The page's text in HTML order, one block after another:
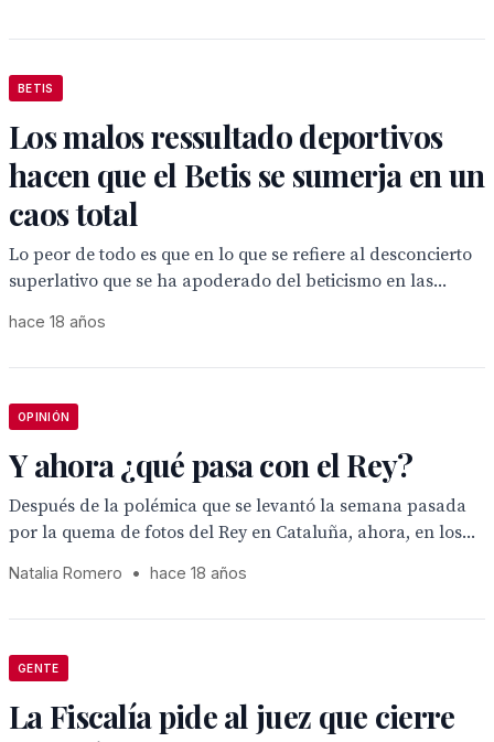
BETIS
Los malos ressultado deportivos
hacen que el Betis se sumerja en un
caos total
Lo peor de todo es que en lo que se refiere al desconcierto
superlativo que se ha apoderado del beticismo en las...
hace 18 años
OPINIÓN
Y ahora ¿qué pasa con el Rey?
Después de la polémica que se levantó la semana pasada
por la quema de fotos del Rey en Cataluña, ahora, en los...
Natalia Romero • hace 18 años
GENTE
La Fiscalía pide al juez que cierre